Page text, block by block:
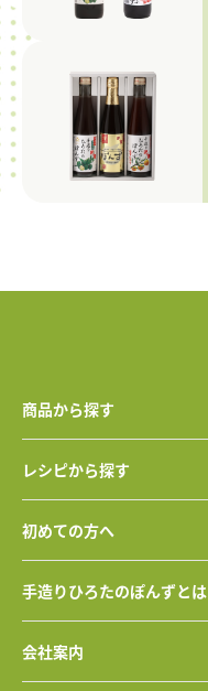
商品から探す
レシピから探す
初めての方へ
手造りひろたのぽんずとは
会社案内